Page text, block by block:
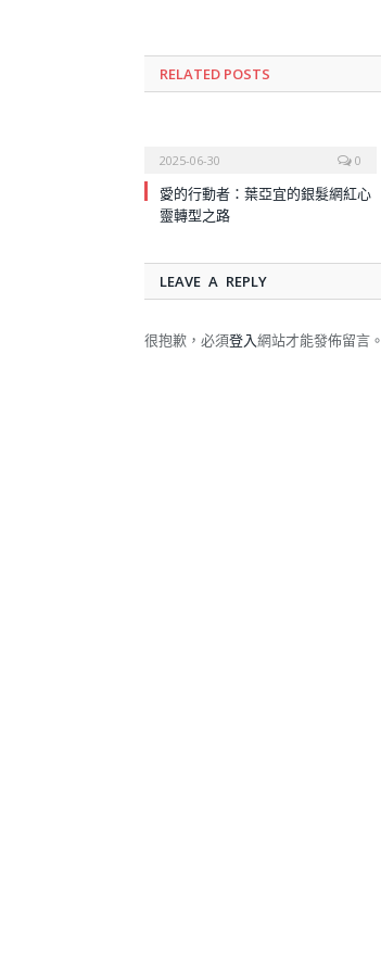
RELATED POSTS
2025-06-30 0
愛的行動者：葉亞宜的銀髮網紅心
靈轉型之路
LEAVE A REPLY
很抱歉，必須登入網站才能發佈留言。